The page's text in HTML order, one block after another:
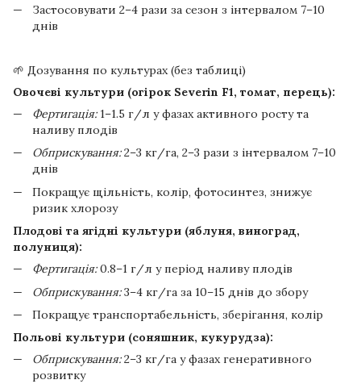
Застосовувати 2–4 рази за сезон з інтервалом 7–10
днів
🌱 Дозування по культурах (без таблиці)
Овочеві культури (огірок Severin F1, томат, перець):
Фертигація:1–1.5 г/л у фазах активного росту та
наливу плодів
Обприскування:2–3 кг/га, 2–3 рази з інтервалом 7–10
днів
Покращує щільність, колір, фотосинтез, знижує
ризик хлорозу
Плодові та ягідні культури (яблуня, виноград,
полуниця):
Фертигація:0.8–1 г/л у період наливу плодів
Обприскування:3–4 кг/га за 10–15 днів до збору
Покращує транспортабельність, зберігання, колір
Польові культури (соняшник, кукурудза):
Обприскування:2–3 кг/га у фазах генеративного
розвитку